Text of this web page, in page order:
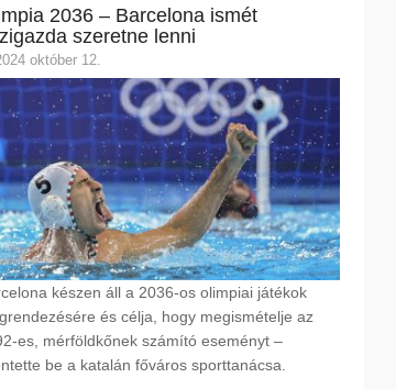
2036 – Barcelona ismét
szeretne lenni
október 12.
készen áll a 2036-os olimpiai játékok
és célja, hogy megismételje az
es, mérföldkőnek számító eseményt –
be a katalán főváros sporttanácsa.